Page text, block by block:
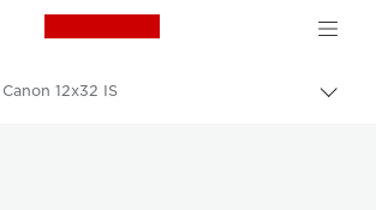
Canon Logo, back to
12x32 IS